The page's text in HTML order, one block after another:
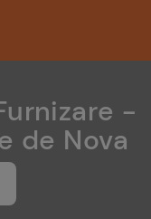
-
de Nova